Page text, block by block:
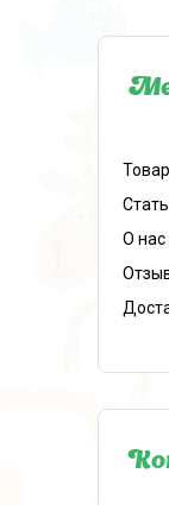
О нас